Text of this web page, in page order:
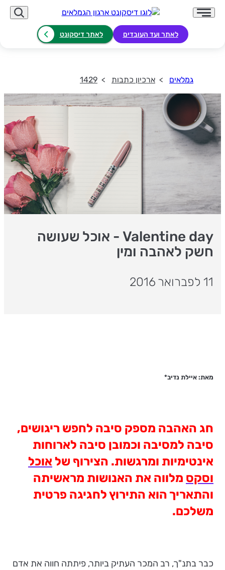
לאתר ועד העובדים לאתר דיסקונט
גמלאים ארכיון כתבות 1429
Valentine day - אוכל שעושה
חשק לאהבה ומין
11 לפברואר 2016
מאת: איילת נדיב*
חג האהבה מספק סיבה לחפש ריגושים,
סיבה למסיבה וכמובן סיבה לארוחות
אינטימיות ומרגשות. הצירוף של אוכל
וסקס מלווה את האנושות מראשיתה
והתאריך הוא התירוץ לחגיגה פרטית
משלכם.
כבר בתנ"ך, רב המכר העתיק ביותר, פיתתה חווה את אדם